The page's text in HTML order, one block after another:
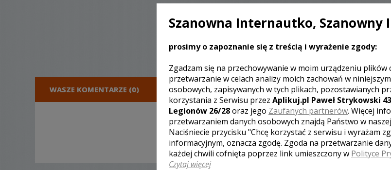
WASZE KOMENTARZE (0) DODAJ KOMENTARZ
[ brak komentarzy ]
Szanowna Internautko, Szanowny
prosimy o zapoznanie się z treścią i wyrażenie zgody:
Zgadzam się na przechowywanie w moim urządzeniu plików
przetwarzanie w celach analizy moich zachowań w
osobowych, zapisywanych w tych plikach, pozostawianych
korzystania z Serwisu przez Aplikuj.pl Paweł Strykowski
Legionów 26/28oraz jego Zaufanych partnerów. Więcej
przetwarzaniem danych osobowych znajdą Państwo w naszej
Naciśniecie przycisku "Chcę korzystać z serwisu i wyrażam
informacyjnym, oznacza zgodę. Zgoda na przetwarzanie
każdej chwili cofnięta poprzez link umieszczony w Polityce
Czytaj więcej